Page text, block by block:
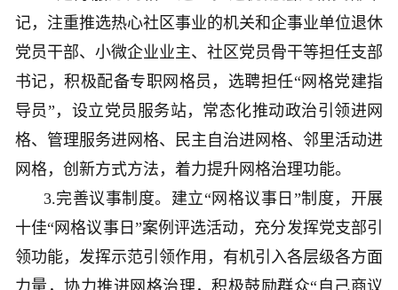
记，注重推选热心社区事业的机关和企事业单位退休
党员干部、小微企业业主、社区党员骨干等担任支部
书记，积极配备专职网格员，选聘担任“网格党建指
导员”，设立党员服务站，常态化推动政治引领进网
格、管理服务进网格、民主自治进网格、邻里活动进
网格，创新方式方法，着力提升网格治理功能。
3.完善议事制度。建立“网格议事日”制度，开展
十佳“网格议事日”案例评选活动，充分发挥党支部引
领功能，发挥示范引领作用，有机引入各层级各方面